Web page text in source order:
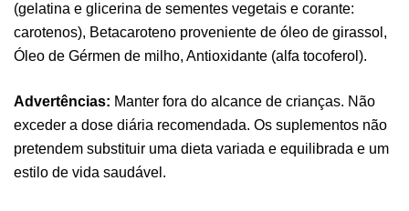
(gelatina e glicerina de sementes vegetais e corante:
carotenos), Betacaroteno proveniente de óleo de girassol,
Óleo de Gérmen de milho, Antioxidante (alfa tocoferol).
Advertências: Manter fora do alcance de crianças. Não
exceder a dose diária recomendada. Os suplementos não
pretendem substituir uma dieta variada e equilibrada e um
estilo de vida saudável.
Triple Magnesium + B6 P-5-P 90 Cápsulas
Ostrovit
Saúde Óssea ,Suplementos
Vitamin D3 + K2 90 Comprimidos Ostrovit
Saúde Óssea